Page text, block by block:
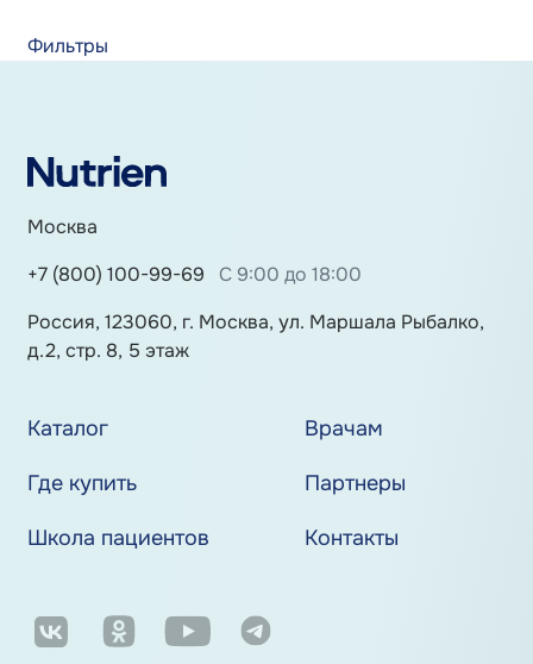
Фильтры
Москва
+7 (800) 100-99-69
С 9:00 до 18:00
Россия, 123060, г. Москва, ул. Маршала Рыбалко,
д.2, стр. 8, 5 этаж
Каталог
Врачам
Где купить
Партнеры
Школа пациентов
Контакты